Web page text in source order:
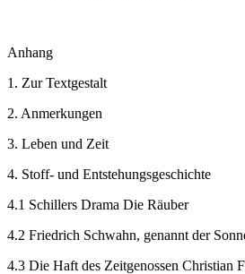
Anhang
1. Zur Textgestalt
2. Anmerkungen
3. Leben und Zeit
4. Stoff- und Entstehungsgeschichte
4.1 Schillers Drama Die Räuber
4.2 Friedrich Schwahn, genannt der
4.3 Die Haft des Zeitgenossen Christian